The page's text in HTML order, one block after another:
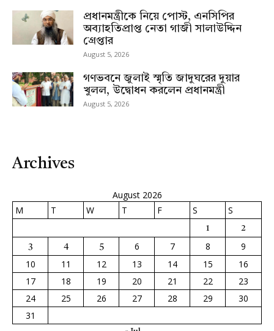
প্রধানমন্ত্রীকে নিয়ে পোস্ট, এনসিপির
অব্যাহতিপ্রাপ্ত নেতা গাজী সালাউদ্দিন
গ্রেপ্তার
August 5, 2026
গণভবনে জুলাই স্মৃতি জাদুঘরের দুয়ার
খুলল, উদ্বোধন করলেন প্রধানমন্ত্রী
August 5, 2026
Archives
August 2026
M
T W T F S S
1 2
3 4 5 6 7 8
9
10
11 12 13 14 15
16
17
18 19 20 21 22
23
24
25 26 27 28 29
30
31